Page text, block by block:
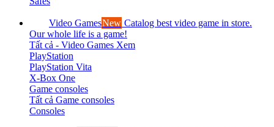
Video GamesNew Catalog best video game in store.
Our whole life is a game!
Tất cả - Video Games Xem
PlayStation
PlayStation Vita
X-Box One
Game consoles
Tất cả Game consoles
Consoles